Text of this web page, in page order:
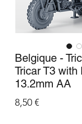
Belgique -
Tricar T3 with
13.2mm AA
8,50 €Prix